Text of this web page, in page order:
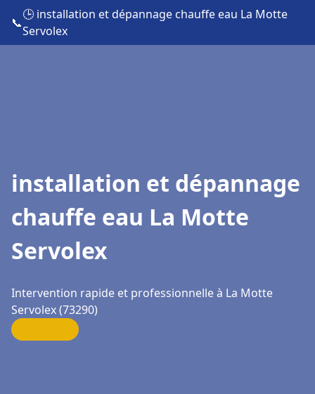
📞
🕒 installation et dépannage chauffe eau La Motte
Servolex
installation et dépannage
chauffe eau La Motte
Servolex
Intervention rapide et professionnelle à La Motte
Servolex (73290)